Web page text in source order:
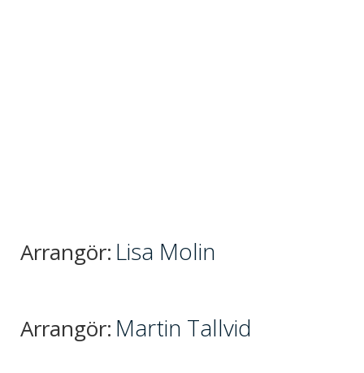
Arrangör: Lisa Molin
Arrangör: Martin Tallvid